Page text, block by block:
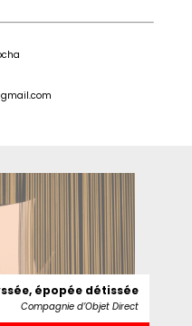
épopée détissée
Compagnie d’Objet Direct